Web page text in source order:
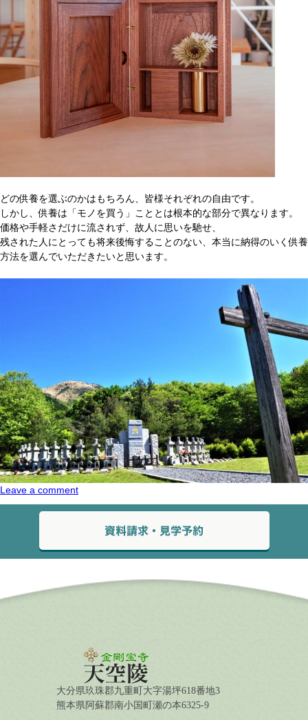
どの供養を選ぶのかはもちろん、皆様それぞれの自由です。
しかし、供養は「モノを買う」こととは根本的な部分で異なります。
価格や手軽さだけに流されず、故人に思いを馳せ、
残された人にとっても将来後悔することのない、本当に納得のいく供養
方法を選んでいただきたいと思います。
Leave a comment
大分県玖珠郡九重町大字湯坪618番地3
熊本県阿蘇郡南小国町瀬の本6325-9